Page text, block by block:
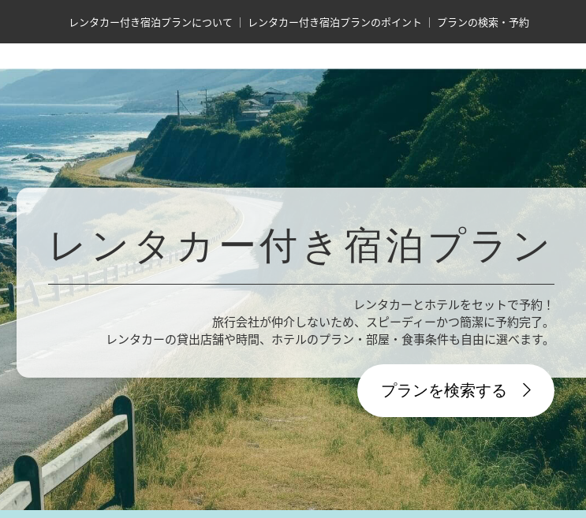
レンタカー付き宿泊プランについて レンタカー付き宿泊プランのポイント プランの検索・予約
レンタカー付き宿泊プラン
レンタカーとホテルをセットで予約！
旅行会社が仲介しないため、スピーディーかつ簡潔に予約完了。
レンタカーの貸出店舗や時間、ホテルのプラン・部屋・食事条件も自由に選べます。
プランを検索する